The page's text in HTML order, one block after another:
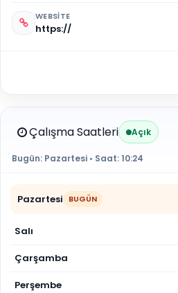
WEBSITE
https://
Çalışma Saatleri Açık
Bugün: Pazartesi • Saat:10:24
Pazartesi BUGÜN
Salı
Çarşamba
Perşembe